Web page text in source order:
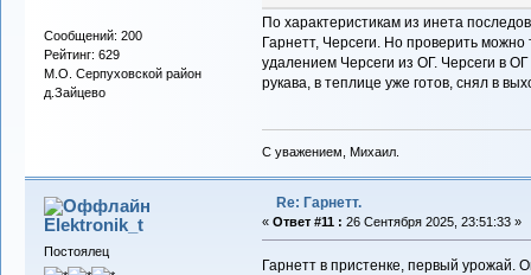
Сообщений: 200
Рейтинг: 629
М.О. Серпуховской район
д.Зайцево
По характеристикам из инета
Гарнетт, Черсеги. Но проверить
удалением Черсеги из ОГ. Черсеги в
рукава, в теплице уже готов, снял в
С уважением, Михаил.
Elektronik_t
Постоялец
Re: Гарнетт.
« Ответ #11 : 26 Сентября 2025, 23:51:33 »
Гарнетт в пристенке, первый урожай.